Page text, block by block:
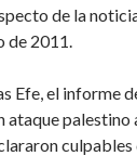
de la
de 2011.
Efe, el
ataque